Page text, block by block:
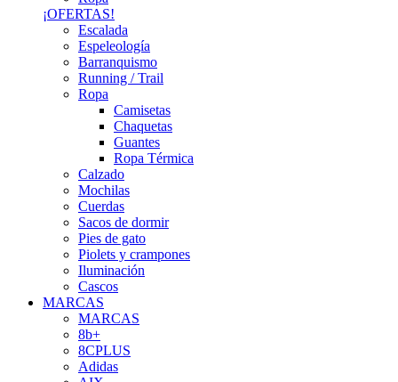
¡OFERTAS!
Escalada
Espeleología
Barranquismo
Running / Trail
Ropa
Camisetas
Chaquetas
Guantes
Ropa Térmica
Calzado
Mochilas
Cuerdas
Sacos de dormir
Pies de gato
Piolets y crampones
Iluminación
Cascos
MARCAS
MARCAS
8b+
8CPLUS
Adidas